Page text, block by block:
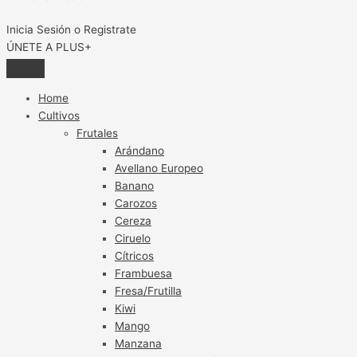
Inicia Sesión o Registrate
ÚNETE A PLUS+
Home
Cultivos
Frutales
Arándano
Avellano Europeo
Banano
Carozos
Cereza
Ciruelo
Cítricos
Frambuesa
Fresa/Frutilla
Kiwi
Mango
Manzana